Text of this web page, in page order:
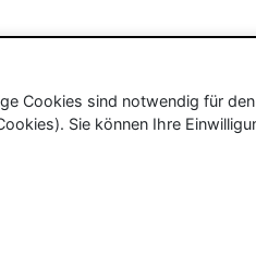
Cookies sind notwendig für
Sie können Ihre